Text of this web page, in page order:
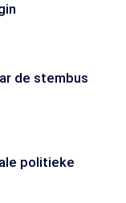
de stembus
politieke